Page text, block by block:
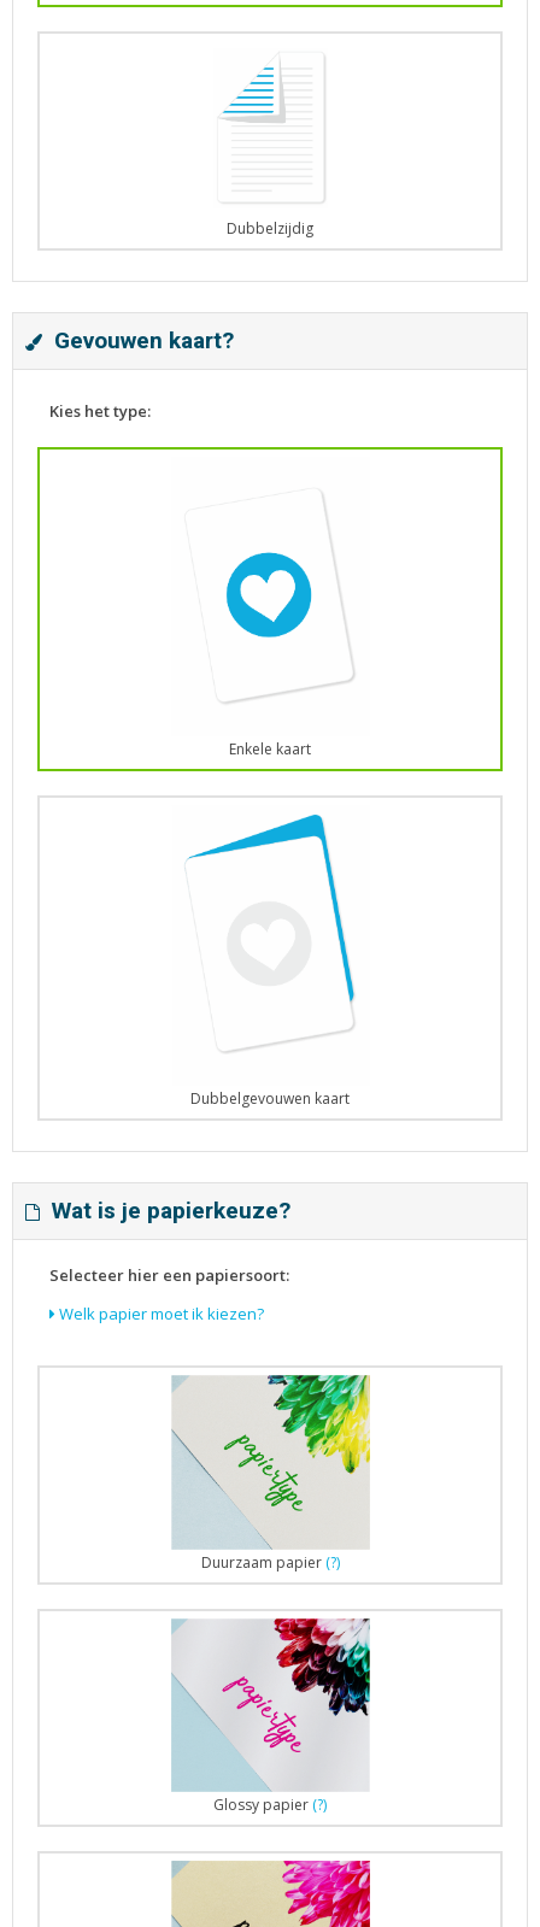
Dubbelzijdig
Gevouwen kaart?
Kies het type:
Enkele kaart
Dubbelgevouwen kaart
Wat is je papierkeuze?
Selecteer hier een papiersoort:
Welk papier moet ik kiezen?
Duurzaam papier (?)
Glossy papier (?)